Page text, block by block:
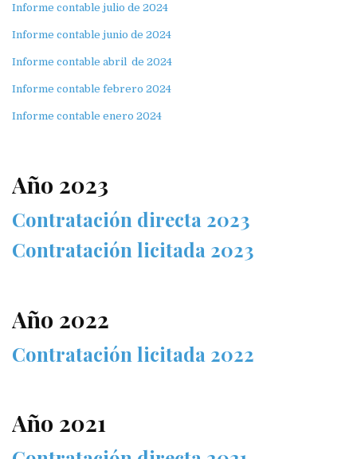
Informe contable julio de 2024
Informe contable junio de 2024
Informe contable abril de 2024
Informe contable febrero 2024
Informe contable enero 2024
Año 2023
Contratación directa 2023
Contratación licitada 2023
Año 2022
Contratación licitada 2022
Año 2021